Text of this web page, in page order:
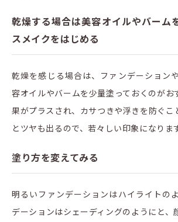
乾燥する場合は美容オイルやバーム
スメイクをはじめる
乾燥を感じる場合は、ファンデーション
容オイルやバームを少量塗っておくのがお
果がプラスされ、カサつきや浮きを防ぐこ
とツヤも出るので、若々しい印象になりま
塗り方を変えてみる
明るいファンデーションはハイライトの
デーションはシェーディングのようにと、